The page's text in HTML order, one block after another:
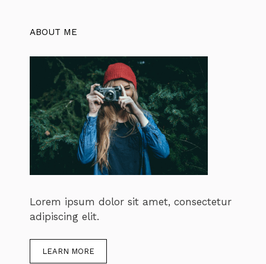
ABOUT ME
Lorem ipsum dolor sit amet, consectetur
adipiscing elit.
LEARN MORE